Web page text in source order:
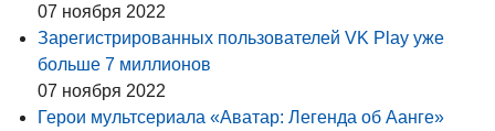
07 ноября 2022
Зарегистрированных пользователей VK Play уже
больше 7 миллионов
07 ноября 2022
Герои мультсериала «Аватар: Легенда об Аанге»